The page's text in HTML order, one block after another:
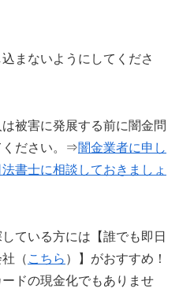
まないようにしてくださ
被害に発展する前に闇金問
ください。⇒闇金業者に申し
書士に相談しておきましょ
ている方には【誰でも即日
（ こちら ）】がおすすめ！
ドの現金化でもありませ